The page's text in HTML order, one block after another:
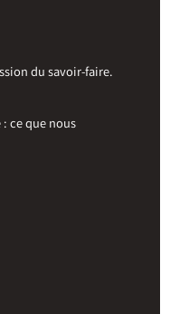
du savoir-faire.
ce que nous